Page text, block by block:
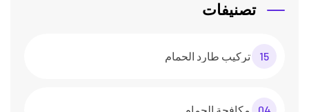
تصنيفات
تركيب طارد الحمام 15